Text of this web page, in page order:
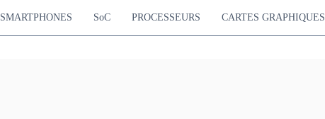
SMARTPHONES SoC PROCESSEURS CARTES GRAPHIQUES